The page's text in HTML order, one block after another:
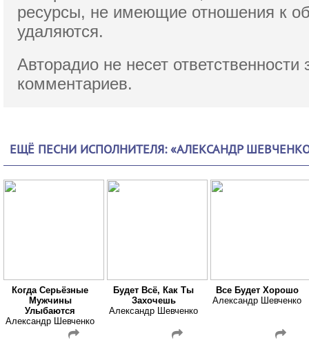
ресурсы, не имеющие отношения к
удаляются.
Авторадио не несет ответственности
комментариев.
ЕЩЁ ПЕСНИ ИСПОЛНИТЕЛЯ: «АЛЕКСАНДР
Когда Серьёзные
Мужчины
Улыбаются
Александр Шевченко
Будет Всё, Как Ты
Захочешь
Александр Шевченко
Все Будет Хорошо
Александр Шевченко